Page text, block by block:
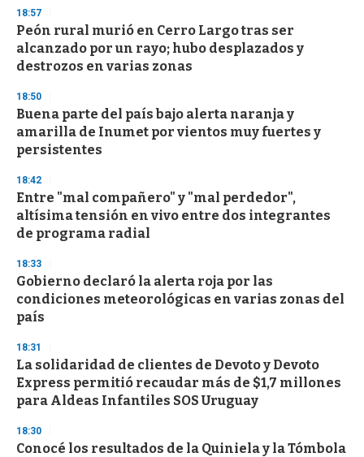
18:57
Peón rural murió en Cerro Largo tras ser
alcanzado por un rayo; hubo desplazados y
destrozos en varias zonas
18:50
Buena parte del país bajo alerta naranja y
amarilla de Inumet por vientos muy fuertes y
persistentes
18:42
Entre "mal compañero" y "mal perdedor",
altísima tensión en vivo entre dos integrantes
de programa radial
18:33
Gobierno declaró la alerta roja por las
condiciones meteorológicas en varias zonas del
país
18:31
La solidaridad de clientes de Devoto y Devoto
Express permitió recaudar más de $1,7 millones
para Aldeas Infantiles SOS Uruguay
18:30
Conocé los resultados de la Quiniela y la Tómbola